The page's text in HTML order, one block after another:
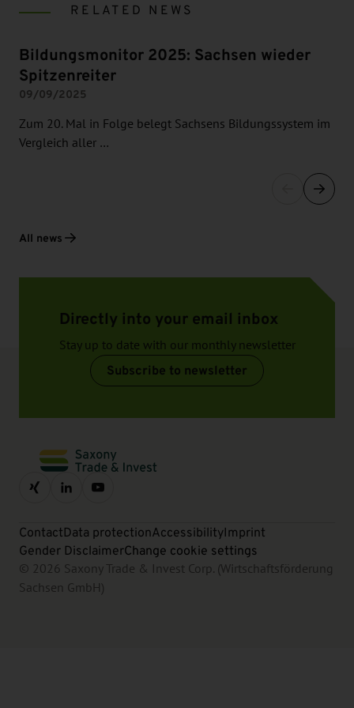
RELATED NEWS
Bildungsmonitor 2025: Sachsen wieder
Spitzenreiter
09/09/2025
Zum 20. Mal in Folge belegt Sachsens Bildungssystem im
Vergleich aller …
All news
Directly into your email inbox
Stay up to date with our monthly newsletter
Subscribe to newsletter
ContactData protectionAccessibilityImprint
Gender DisclaimerChange cookie settings
© 2026 Saxony Trade & Invest Corp. (Wirtschaftsförderung
Sachsen GmbH)